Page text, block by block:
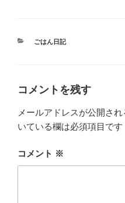
カ
ごはん日記
コメントを残す
メールアドレスが公開され
いている欄は必須項目です
コメント ※